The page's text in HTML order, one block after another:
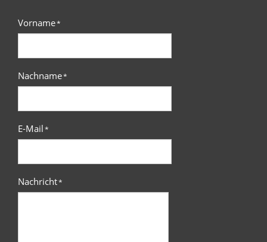
Vorname*
Nachname*
E-Mail*
Nachricht*